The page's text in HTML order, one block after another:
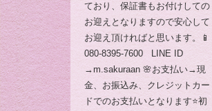
ており、保証書もお付けしての
お迎えとなりますので安心して
お迎え頂ければと思います。📱
080-8395-7600 LINE ID
→m.sakuraan 🌸お支払い→現
金、お振込み、クレジットカー
ドでのお支払いとなります⭐️初